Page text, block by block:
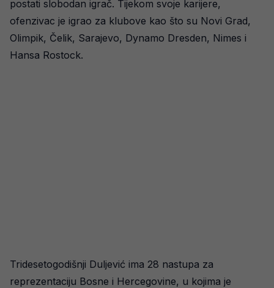
postati slobodan igrač. Tijekom svoje karijere,
ofenzivac je igrao za klubove kao što su Novi Grad,
Olimpik, Čelik, Sarajevo, Dynamo Dresden, Nimes i
Hansa Rostock.
Tridesetogodišnji Duljević ima 28 nastupa za
reprezentaciju Bosne i Hercegovine, u kojima je